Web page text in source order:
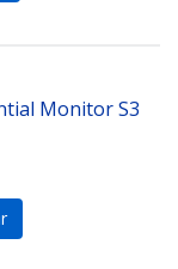
Monitor S3